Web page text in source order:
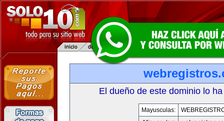
El dueño de este dominio lo
Mayusculas: